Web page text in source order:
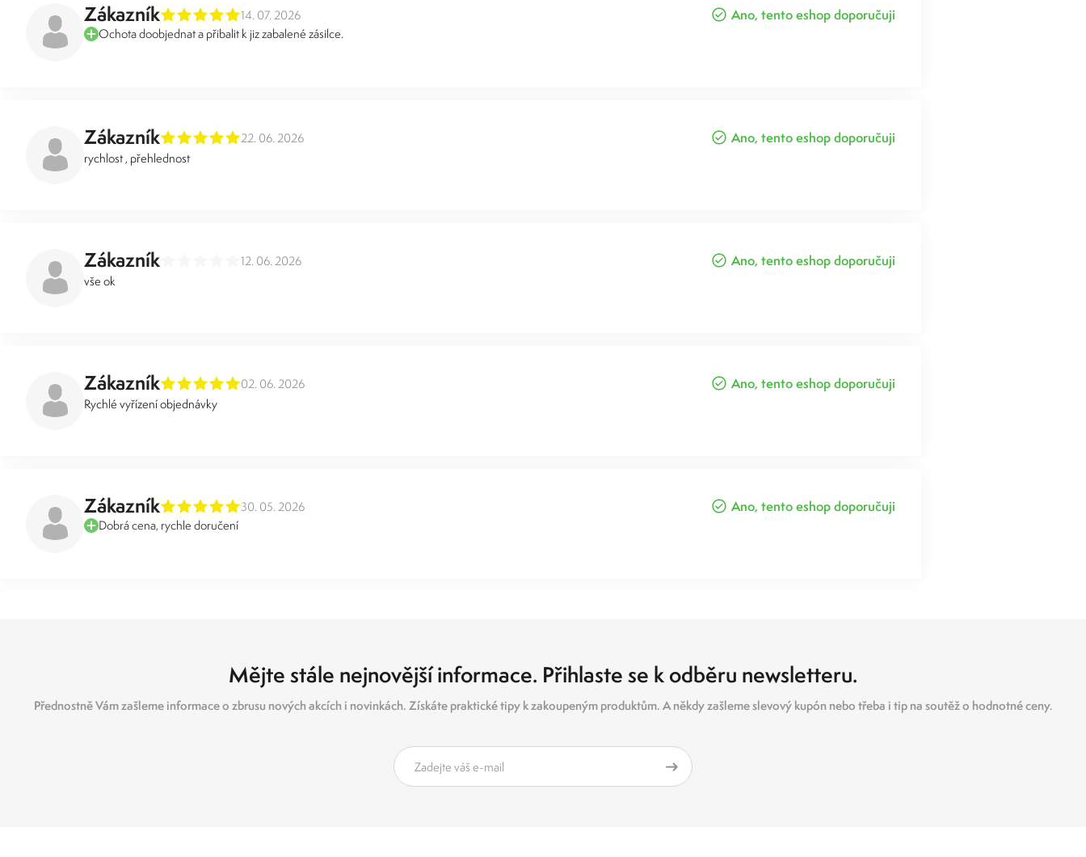
Zákazník 14. 07. 2026 Ano, tento eshop doporučuji
Ochota doobjednat a přibalit k jiz zabalené zásilce.
Zákazník 22. 06. 2026 Ano, tento eshop doporučuji
rychlost , přehlednost
Zákazník 12. 06. 2026 Ano, tento eshop doporučuji
vše ok
Zákazník 02. 06. 2026 Ano, tento eshop doporučuji
Rychlé vyřízení objednávky
Zákazník 30. 05. 2026 Ano, tento eshop doporučuji
Dobrá cena, rychle doručení
Mějte stále nejnovější informace. Přihlaste se k odběru newsletteru.
Přednostně Vám zašleme informace o zbrusu nových akcích i novinkách. Získáte praktické tipy k zakoupeným produktům. A někdy zašleme slevový kupón nebo třeba i tip na soutěž o hodnotné ceny.